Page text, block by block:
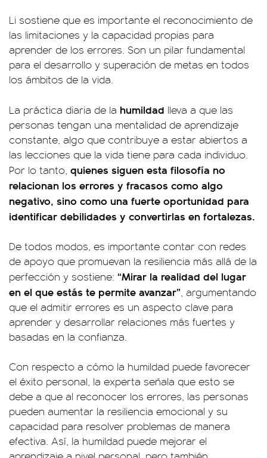
Li sostiene que es importante el reconocimiento de
las limitaciones y la capacidad propias para
aprender de los errores. Son un pilar fundamental
para el desarrollo y superación de metas en todos
los ámbitos de la vida.
La práctica diaria de la humildad lleva a que las
personas tengan una mentalidad de aprendizaje
constante, algo que contribuye a estar abiertos a
las lecciones que la vida tiene para cada individuo.
Por lo tanto, quienes siguen esta filosofía no
relacionan los errores y fracasos como algo
negativo, sino como una fuerte oportunidad para
identificar debilidades y convertirlas en fortalezas.
De todos modos, es importante contar con redes
de apoyo que promuevan la resiliencia más allá de la
perfección y sostiene: “Mirar la realidad del lugar
en el que estás te permite avanzar”, argumentando
que el admitir errores es un aspecto clave para
aprender y desarrollar relaciones más fuertes y
basadas en la confianza.
Con respecto a cómo la humildad puede favorecer
el éxito personal, la experta señala que esto se
debe a que al reconocer los errores, las personas
pueden aumentar la resiliencia emocional y su
capacidad para resolver problemas de manera
efectiva. Así, la humildad puede mejorar el